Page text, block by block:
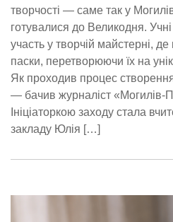
творчості — саме так у
готувалися до Великодня. Учні
участь у творчій майстерні,
паски, перетворюючи їх на
Як проходив процес
— бачив журналіст «Могилів-
Ініціаторкою заходу стала
закладу Юлія […]